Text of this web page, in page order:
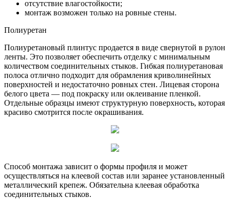
отсутствие влагостойкости;
монтаж возможен только на ровные стены.
Полиуретан
Полиуретановый плинтус продается в виде свернутой в рулон
ленты. Это позволяет обеспечить отделку с минимальным
количеством соединительных стыков. Гибкая полиуретановая
полоса отлично подходит для обрамления криволинейных
поверхностей и недостаточно ровных стен. Лицевая сторона
белого цвета — под покраску или оклеивание пленкой.
Отдельные образцы имеют структурную поверхность, которая
красиво смотрится после окрашивания.
Способ монтажа зависит о формы профиля и может
осуществляться на клеевой состав или заранее установленный
металлический крепеж. Обязательна клеевая обработка
соединительных стыков.